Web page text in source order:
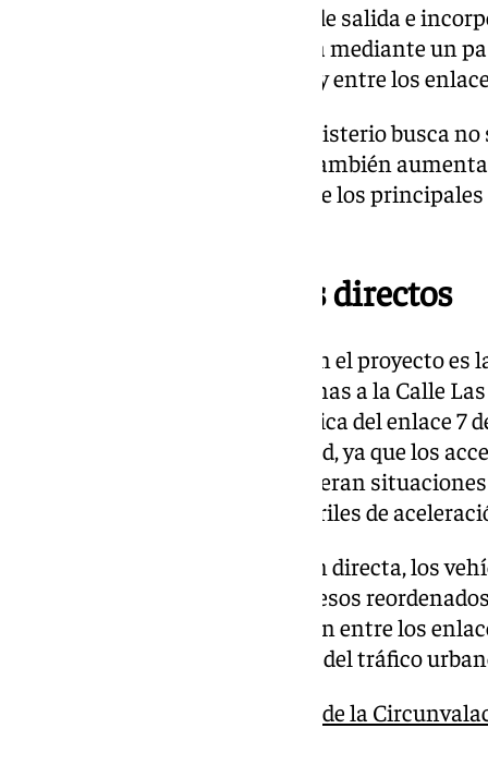
enlazar los diferentes ramales de salida e
al polígono, que cruza la autovía mediante un
situadas entre los enlaces 5 y 6 y entre los
Con esta reorganización, el Ministerio busca
tramos más conflictivos, sino también
de incorporación y salida, uno de los
Reducción de accesos directos
Otra de las medidas incluidas en el proyecto
hacia las urbanizaciones cercanas a la Calle
denominada glorieta hipodrómica del enlace 7
responde a criterios de seguridad, ya que los
residenciales a una autovía generan
de los vehículos y la falta de carriles de
En sustitución de esta conexión directa, los
residenciales contarán con accesos
de los ramales que se habilitarán entre los
integración más segura y fluida del tráfico
Ya funciona el nuevo radar de la